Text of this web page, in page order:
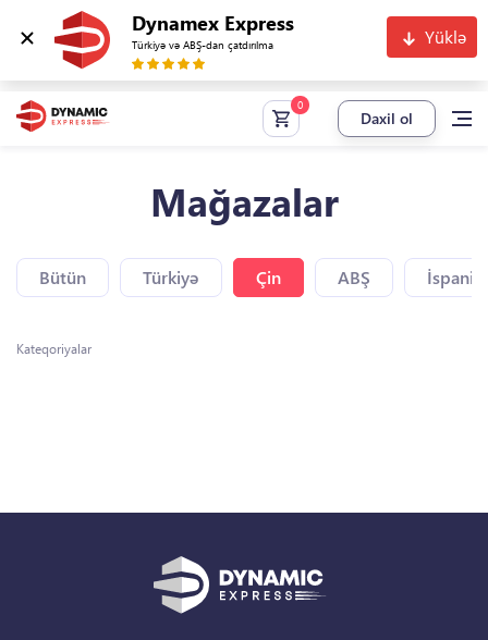
Dynamex Express
Türkiyə və ABŞ-dan çatdırılma Yüklə
Daxil ol
Mağazalar
Bütün Türkiyə Çin ABŞ
Kateqoriyalar